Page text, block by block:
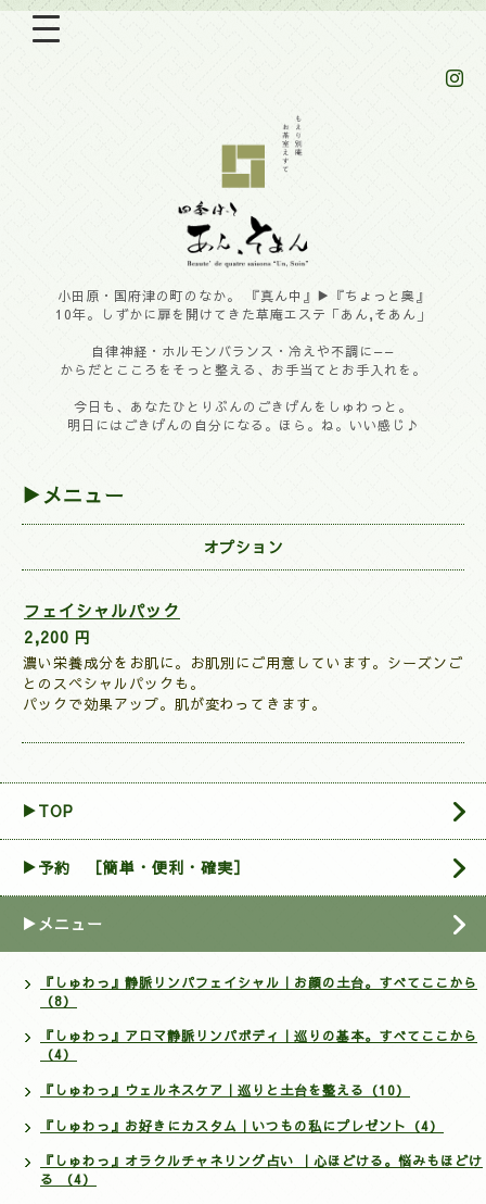
小田原・国府津の町のなか。 『真ん中』▶︎『ちょっと奥』
10年。しずかに扉を開けてきた草庵エステ「あん,そあん」
自律神経・ホルモンバランス・冷えや不調に——
からだとこころをそっと整える、お手当てとお手入れを。
今日も、あなたひとりぶんのごきげんをしゅわっと。
明日にはごきげんの自分になる。ほら。ね。いい感じ♪
▶メニュー
オプション
フェイシャルパック
2,200 円
濃い栄養成分をお肌に。お肌別にご用意しています。シーズンご
とのスペシャルパックも。
パックで効果アップ。肌が変わってきます。
▶TOP
▶︎予約 ［簡単・便利・確実］
▶メニュー
『しゅわっ』静脈リンパフェイシャル｜お顔の土台。すべてここから
（8）
『しゅわっ』アロマ静脈リンパボディ｜巡りの基本。すべてここから
（4）
『しゅわっ』ウェルネスケア｜巡りと土台を整える（10）
『しゅわっ』お好きにカスタム｜いつもの私にプレゼント（4）
『しゅわっ』オラクルチャネリング占い ｜心ほどける。悩みもほどけ
る （4）